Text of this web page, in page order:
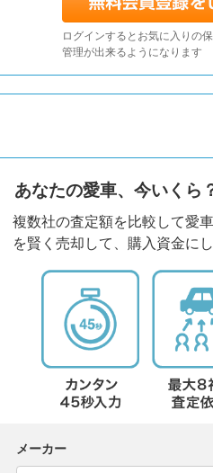
ログインするとお気に入りの
管理が出来るようになります
あなたの愛車、今いくら
複数社の査定額を比較して愛
を賢く売却して、購入資金に
メーカー